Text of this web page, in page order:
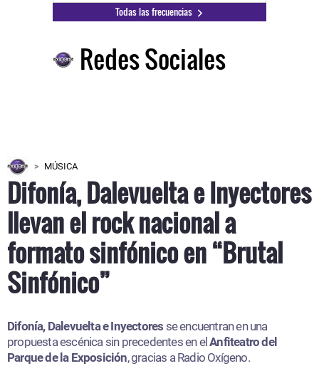
Todas las frecuencias
Redes Sociales
MÚSICA
Difonía, Dalevuelta e Inyectores
llevan el rock nacional a
formato sinfónico en “Brutal
Sinfónico”
Difonía, Dalevuelta e Inyectores se encuentran en una
propuesta escénica sin precedentes en elAnfiteatro del
Parque de la Exposición, gracias a Radio Oxígeno.